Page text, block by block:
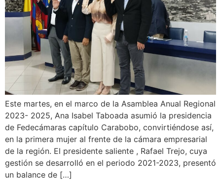
Este martes, en el marco de la Asamblea Anual Regional
2023- 2025, Ana Isabel Taboada asumió la presidencia
de Fedecámaras capítulo Carabobo, convirtiéndose así,
en la primera mujer al frente de la cámara empresarial
de la región. El presidente saliente , Rafael Trejo, cuya
gestión se desarrolló en el periodo 2021-2023, presentó
un balance de […]